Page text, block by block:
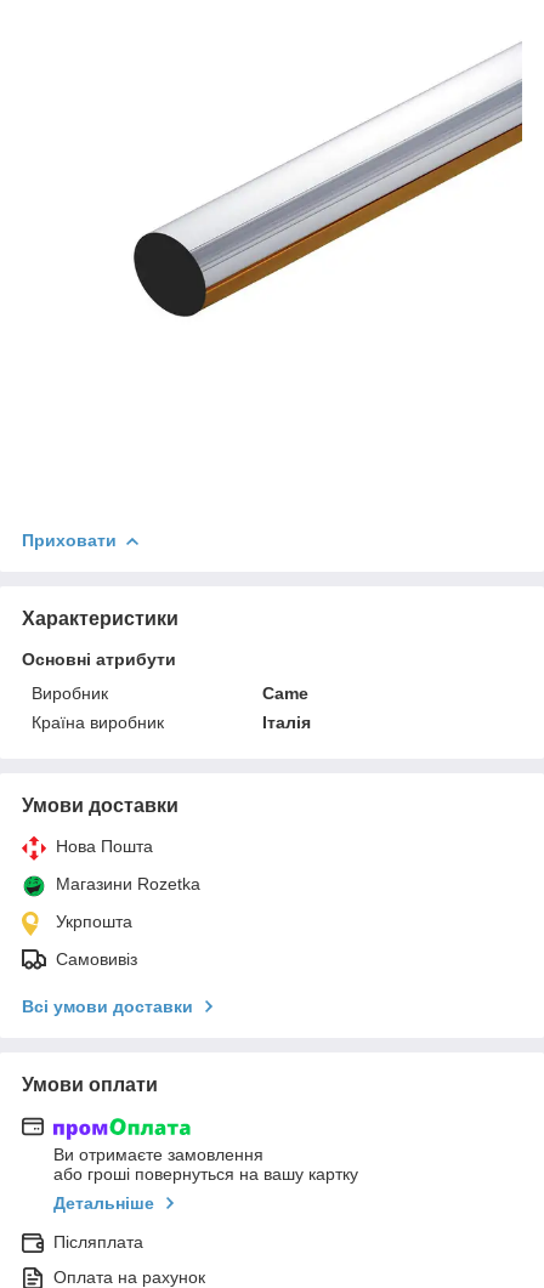
Приховати
Характеристики
Основні атрибути
Виробник
Came
Країна виробник
Італія
Умови доставки
Нова Пошта
Магазини Rozetka
Укрпошта
Самовивіз
Всі умови доставки
Умови оплати
Ви отримаєте замовлення
або гроші повернуться на вашу картку
Детальніше
Післяплата
Оплата на рахунок